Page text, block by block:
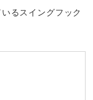
るスイングフック